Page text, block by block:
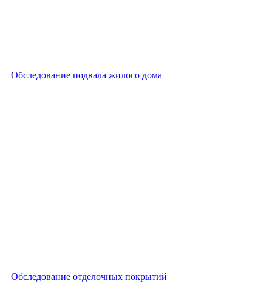
Обследование подвала жилого дома
Обследование отделочных покрытий